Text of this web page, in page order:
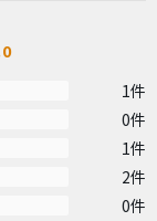
1件
0件
1件
2件
0件